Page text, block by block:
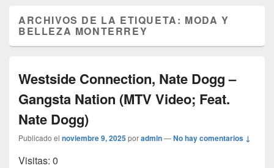
ARCHIVOS DE LA ETIQUETA: MODA Y
BELLEZA MONTERREY
Westside Connection, Nate Dogg –
Gangsta Nation (MTV Video; Feat.
Nate Dogg)
Publicado el noviembre 9, 2025poradmin—No hay comentarios ↓
Visitas: 0